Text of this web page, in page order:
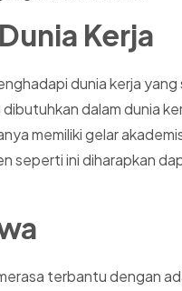
Kerja
dunia kerja
dalam dunia
memiliki gelar
ini diharapkan
terbantu dengan